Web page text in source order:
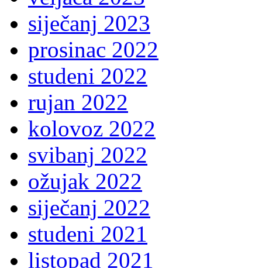
siječanj 2023
prosinac 2022
studeni 2022
rujan 2022
kolovoz 2022
svibanj 2022
ožujak 2022
siječanj 2022
studeni 2021
listopad 2021